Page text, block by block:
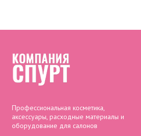
Профессиональная косметика,
аксессуары, расходные материалы и
оборудование для салонов